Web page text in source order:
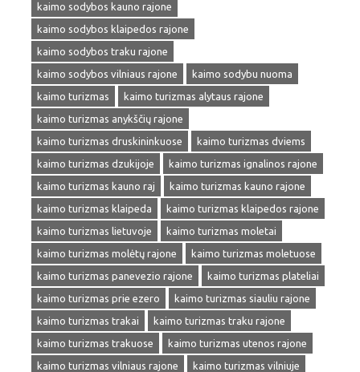
kaimo sodybos kauno rajone
kaimo sodybos klaipedos rajone
kaimo sodybos traku rajone
kaimo sodybos vilniaus rajone
kaimo sodybu nuoma
kaimo turizmas
kaimo turizmas alytaus rajone
kaimo turizmas anykščių rajone
kaimo turizmas druskininkuose
kaimo turizmas dviems
kaimo turizmas dzukijoje
kaimo turizmas ignalinos rajone
kaimo turizmas kauno raj
kaimo turizmas kauno rajone
kaimo turizmas klaipeda
kaimo turizmas klaipedos rajone
kaimo turizmas lietuvoje
kaimo turizmas moletai
kaimo turizmas molėtų rajone
kaimo turizmas moletuose
kaimo turizmas panevezio rajone
kaimo turizmas plateliai
kaimo turizmas prie ezero
kaimo turizmas siauliu rajone
kaimo turizmas trakai
kaimo turizmas traku rajone
kaimo turizmas trakuose
kaimo turizmas utenos rajone
kaimo turizmas vilniaus rajone
kaimo turizmas vilniuje